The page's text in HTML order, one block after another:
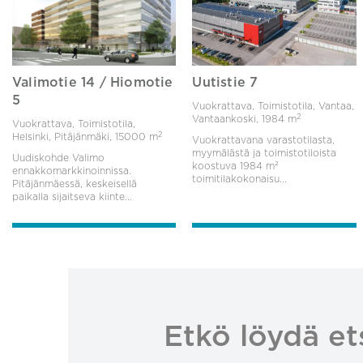
Valimotie 14 / Hiomotie
5
Vuokrattava, Toimistotila,
Helsinki, Pitäjänmäki, 15000 m2
Uudiskohde Valimo
ennakkomarkkinoinnissa.
Pitäjänmäessä, keskeisellä
paikalla sijaitseva kiinte...
Uutistie 7
Vuokrattava, Toimistotila, Vantaa,
Vantaankoski,1984 m2
Vuokrattavana varastotilasta,
myymälästä ja toimistotiloista
koostuva 1984 m²
toimitilakokonaisu...
Etkö löydä